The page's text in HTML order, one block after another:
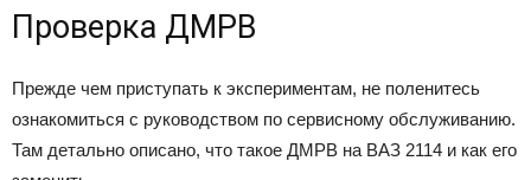
Проверка ДМРВ
Прежде чем приступать к экспериментам, не поленитесь
ознакомиться с руководством по сервисному обслуживанию.
Там детально описано, что такое ДМРВ на ВАЗ 2114 и как его